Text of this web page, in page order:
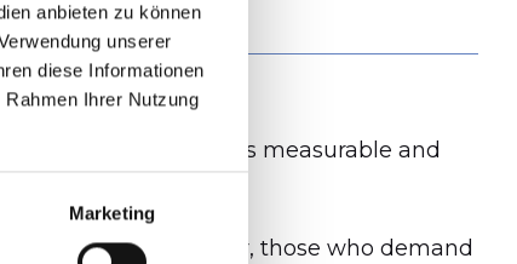
anbieten zu können
unserer
diese Informationen
Ihrer Nutzung
Marketing
machines becomes measurable and
tolerance. However, those who demand